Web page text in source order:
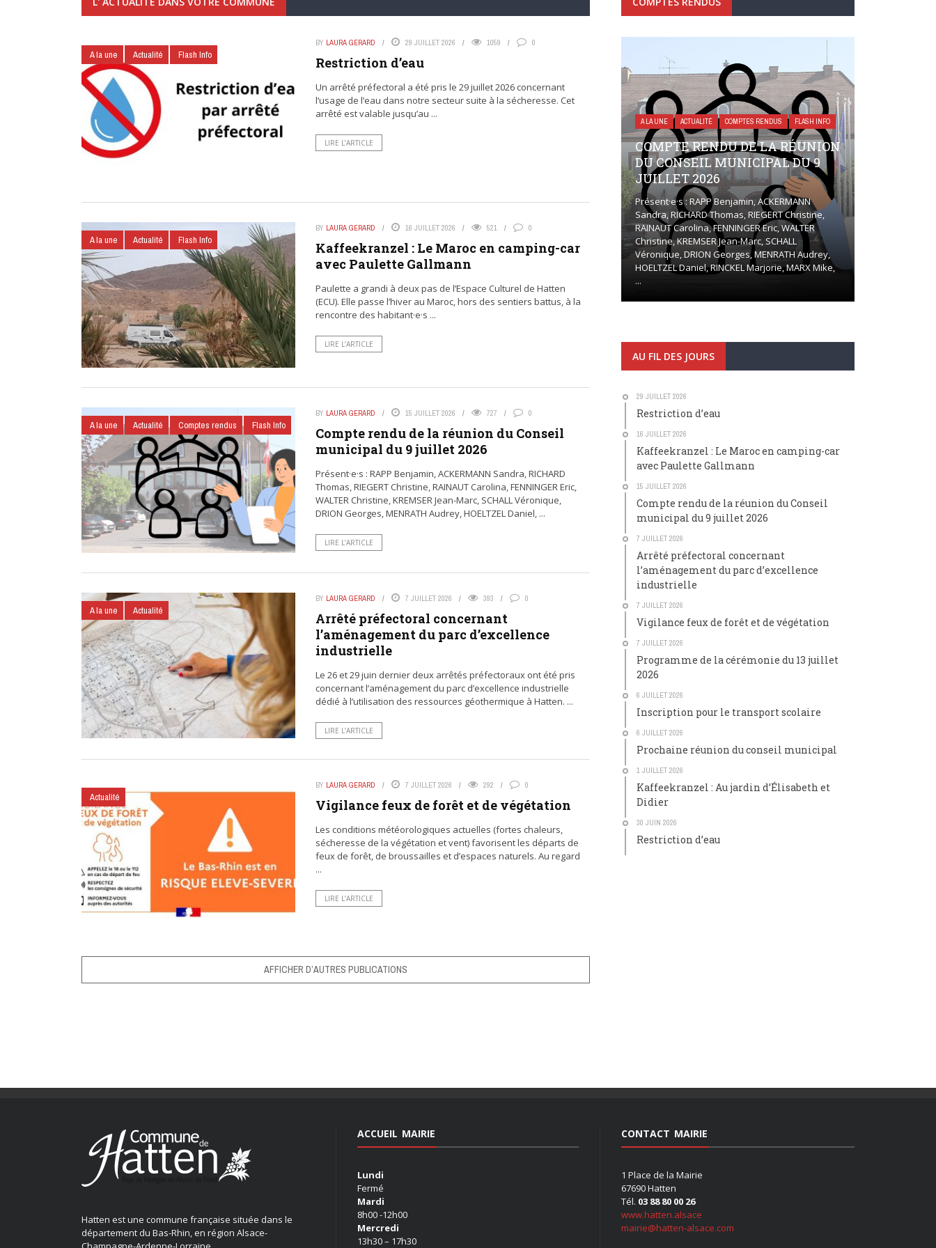
A la une Actualité Flash Info
BY LAURA GERARD 29 JUILLET 2026 1059 0
Restriction d’eau
Un arrêté préfectoral a été pris le 29 juillet 2026 concernant
l’usage de l’eau dans notre secteur suite à la sécheresse. Cet
arrêté est valable jusqu’au ...
LIRE L’ARTICLE
A la une Actualité Flash Info
BY LAURA GERARD 16 JUILLET 2026 521 0
Kaffeekranzel : Le Maroc en camping-car
avec Paulette Gallmann
Paulette a grandi à deux pas de l’Espace Culturel de Hatten
(ECU). Elle passe l’hiver au Maroc, hors des sentiers battus, à la
rencontre des habitant·e·s ...
LIRE L’ARTICLE
A la une Actualité Comptes rendus Flash Info
BY LAURA GERARD 15 JUILLET 2026 727 0
Compte rendu de la réunion du Conseil
municipal du 9 juillet 2026
Présent·e·s : RAPP Benjamin, ACKERMANN Sandra, RICHARD
Thomas, RIEGERT Christine, RAINAUT Carolina, FENNINGER Eric,
WALTER Christine, KREMSER Jean-Marc, SCHALL Véronique,
DRION Georges, MENRATH Audrey, HOELTZEL Daniel, ...
LIRE L’ARTICLE
A la une Actualité
BY LAURA GERARD 7 JUILLET 2026 393 0
Arrêté préfectoral concernant
l’aménagement du parc d’excellence
industrielle
Le 26 et 29 juin dernier deux arrêtés préfectoraux ont été pris
concernant l’aménagement du parc d’excellence industrielle
dédié à l’utilisation des ressources géothermique à Hatten. ...
LIRE L’ARTICLE
Actualité
BY LAURA GERARD 7 JUILLET 2026 292 0
Vigilance feux de forêt et de végétation
Les conditions météorologiques actuelles (fortes chaleurs,
sécheresse de la végétation et vent) favorisent les départs de
feux de forêt, de broussailles et d’espaces naturels. Au regard
...
LIRE L’ARTICLE
AFFICHER D’AUTRES PUBLICATIONS
A LA UNE ACTUALITÉ COMPTES RENDUS FLASH INFO
COMPTE RENDU DE LA RÉUNION
DU CONSEIL MUNICIPAL DU 9
JUILLET 2026
Présent·e·s : RAPP Benjamin, ACKERMANN
Sandra, RICHARD Thomas, RIEGERT Christine,
RAINAUT Carolina, FENNINGER Eric, WALTER
Christine, KREMSER Jean-Marc, SCHALL
Véronique, DRION Georges, MENRATH Audrey,
HOELTZEL Daniel, RINCKEL Marjorie, MARX Mike,
...
AU FIL DES JOURS
29 JUILLET 2026
Restriction d’eau
16 JUILLET 2026
Kaffeekranzel : Le Maroc en camping-car
avec Paulette Gallmann
15 JUILLET 2026
Compte rendu de la réunion du Conseil
municipal du 9 juillet 2026
7 JUILLET 2026
Arrêté préfectoral concernant
l’aménagement du parc d’excellence
industrielle
7 JUILLET 2026
Vigilance feux de forêt et de végétation
7 JUILLET 2026
Programme de la cérémonie du 13 juillet
2026
6 JUILLET 2026
Inscription pour le transport scolaire
6 JUILLET 2026
Prochaine réunion du conseil municipal
1 JUILLET 2026
Kaffeekranzel : Au jardin d’Élisabeth et
Didier
30 JUIN 2026
Restriction d’eau
Hatten est une commune française située dans le
département du Bas-Rhin, en région Alsace-
ACCUEIL MAIRIE
Lundi
Fermé
Mardi
8h00 -12h00
Mercredi
13h30 – 17h30
CONTACT MAIRIE
1 Place de la Mairie
67690 Hatten
Tél. 03 88 80 00 26
www.hatten.alsace
mairie@hatten-alsace.com